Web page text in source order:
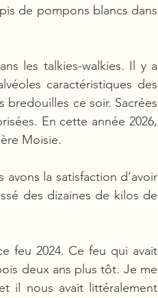
de pompons blancs dans
les talkies-walkies. Il y a
caractéristiques des
bredouilles ce soir. Sacrées
En cette année 2026,
Moisie.
la satisfaction d’avoir
des dizaines de kilos de
feu 2024. Ce feu qui avait
deux ans plus tôt. Je me
il nous avait littéralement